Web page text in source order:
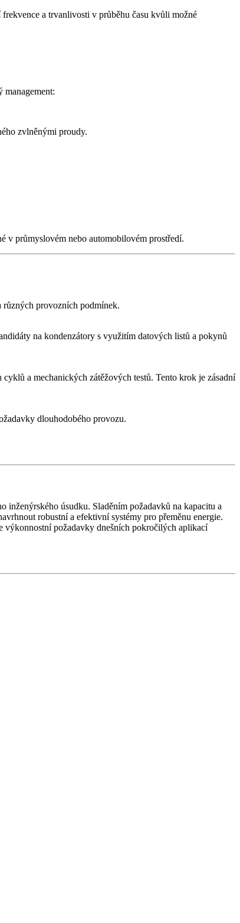
a trvanlivosti v průběhu času kvůli možné
zvlněnými proudy.
v průmyslovém nebo automobilovém prostředí.
různých provozních podmínek.
na kondenzátory s využitím datových listů a pokynů
a mechanických zátěžových testů. Tento krok je zásadní
dlouhodobého provozu.
úsudku. Sladěním požadavků na kapacitu a
robustní a efektivní systémy pro přeměnu energie.
výkonnostní požadavky dnešních pokročilých aplikací